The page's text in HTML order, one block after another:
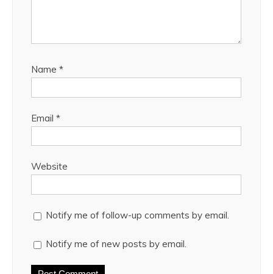
Name *
Email *
Website
Notify me of follow-up comments by email.
Notify me of new posts by email.